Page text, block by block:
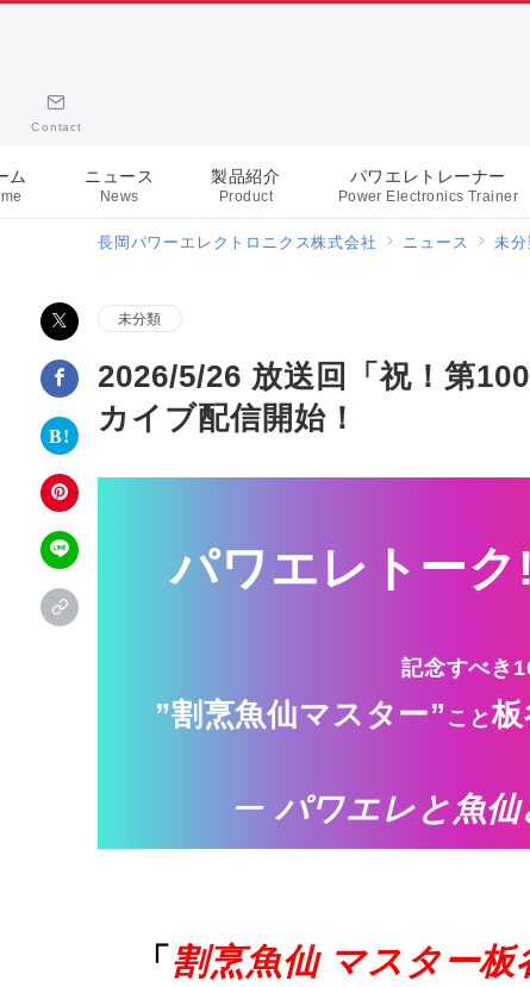
Contact
ム ニュース
News
製品紹介
Product
パワエレトレーナー
Power Electronics Trainer
長岡パワーエレクトロニクス株式会社 ニュース 未分
未分類
2026/5/26 放送回「祝！第
カイブ配信開始！
パワエレトー
記念すべき
”割烹魚仙マスター” こと
ーパワエレと魚仙
「 割烹魚仙 マスター